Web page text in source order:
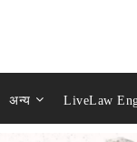
अन्य LiveLaw